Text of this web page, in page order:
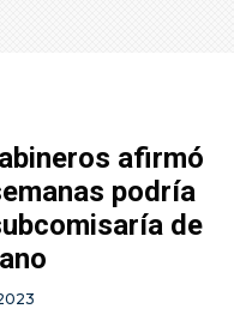
afirmó
podría
de